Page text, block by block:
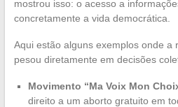
mostrou isso: o acesso a
concretamente a vida democrática.
Aqui estão alguns exemplos onde a
pesou diretamente em decisões
Movimento “Ma Voix Mon
direito a um aborto gratuito em